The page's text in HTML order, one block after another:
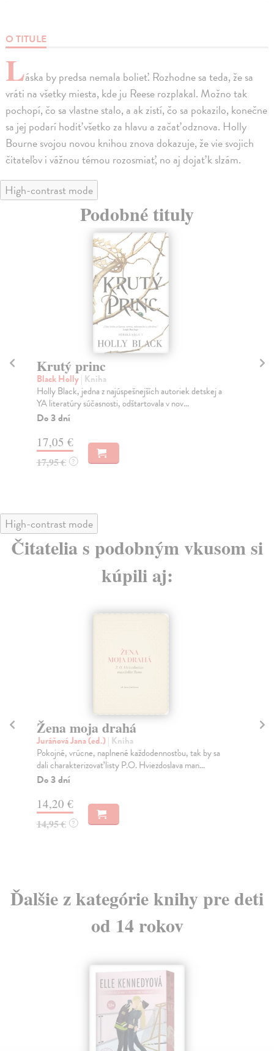
O TITULE
Láska by predsa nemala bolieť. Rozhodne sa teda, že sa
vráti na všetky miesta, kde ju Reese rozplakal. Možno tak
pochopí, čo sa vlastne stalo, a ak zistí, čo sa pokazilo, konečne
sa jej podarí hodiť všetko za hlavu a začať odznova. Holly
Bourne svojou novou knihou znova dokazuje, že vie svojich
čitateľov i vážnou témou rozosmiať, no aj dojať k slzám.
High-contrast mode
Podobné tituly
Krutý princ
Black Holly| Kniha
Holly Black, jedna z najúspešnejších autoriek detskej a
YA literatúry súčasnosti, odštartovala v nov...
Do 3 dní
17,05 €
17,95 € ?
High-contrast mode
Čitatelia s podobným vkusom si
kúpili aj:
Žena moja drahá
Juráňová Jana (ed.)| Kniha
Pokojné, vrúcne, naplnené každodennosťou, tak by sa
dali charakterizovať listy P.O. Hviezdoslava man...
Do 3 dní
14,20 €
14,95 € ?
Ďalšie z kategórie knihy pre deti
od 14 rokov